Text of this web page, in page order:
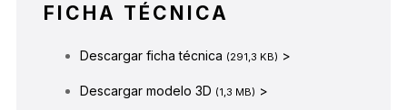
FICHA TÉCNICA
Descargar ficha técnica (291,3 KB) >
Descargar modelo 3D (1,3 MB) >